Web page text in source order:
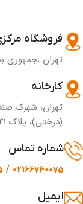
فروشگاه
تهران ،جمهوری
کارخانه
تهران، شهرک
(درختی)، پلاک 41
شماره تماس
02166740075 / 02166756295
ایمیل